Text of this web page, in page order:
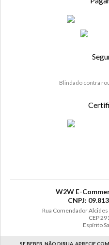
Blindado contra
W2W E-
CNPJ:
Rua Comendador
CEP
Espírito
SE BEBER, NÃO DIRIJA. APRECIE